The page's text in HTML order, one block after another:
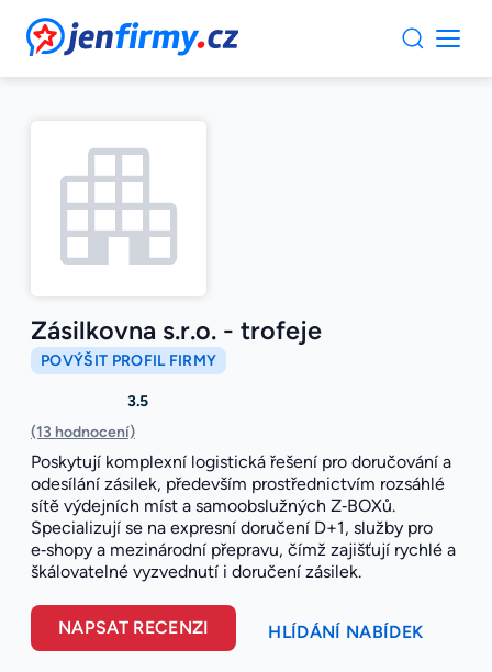
JenFirmy.cz
Zásilkovna s.r.o. - trofeje
POVÝŠIT PROFIL FIRMY
3.5
(13 hodnocení)
Poskytují komplexní logistická řešení pro doručování a
odesílání zásilek, především prostřednictvím rozsáhlé
sítě výdejních míst a samoobslužných Z‑BOXů.
Specializují se na expresní doručení D+1, služby pro
e‑shopy a mezinárodní přepravu, čímž zajišťují rychlé a
škálovatelné vyzvednutí i doručení zásilek.
NAPSAT RECENZI HLÍDÁNÍ NABÍDEK